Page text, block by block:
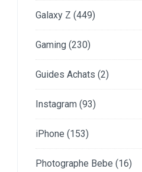
Galaxy Z (449)
Gaming (230)
Guides Achats (2)
Instagram (93)
iPhone (153)
Photographe Bebe (16)